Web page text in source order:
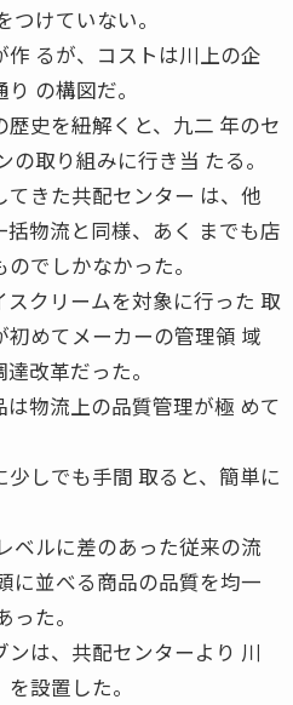
けていない。
るが、コストは川上の企
の構図だ。
史を紐解くと、九二 年のセ
取り組みに行き当 たる。
きた共配センター は、他
物流と同様、あく までも店
でしかなかった。
クリームを対象に行った 取
めてメーカーの管理領 域
改革だった。
物流上の品質管理が極 めて
しでも手間 取ると、簡単に
ベルに差のあった従来の流
に並べる商品の品質を均一
た。
は、共配センターより 川
設置した。